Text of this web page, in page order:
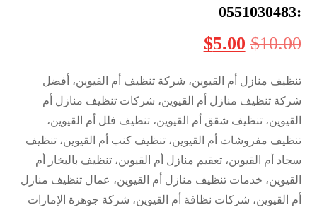
:0551030483
$10.00
$5.00
تنظيف منازل أم القيوين، شركة تنظيف أم القيوين، أفضل
شركة تنظيف منازل أم القيوين، شركات تنظيف منازل أم
القيوين، تنظيف شقق أم القيوين، تنظيف فلل أم القيوين،
تنظيف مفروشات أم القيوين، تنظيف كنب أم القيوين، تنظيف
سجاد أم القيوين، تعقيم منازل أم القيوين، تنظيف بالبخار أم
القيوين، خدمات تنظيف منازل أم القيوين، عمال تنظيف منازل
أم القيوين، شركات نظافة أم القيوين، شركة جوهرة الإمارات